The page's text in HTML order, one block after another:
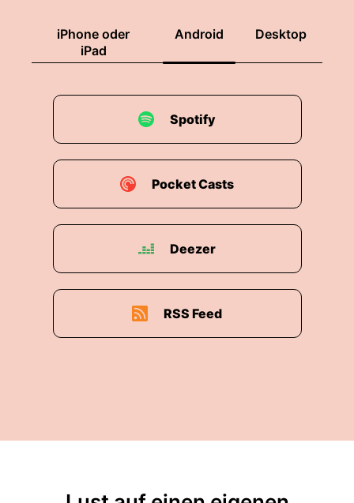
iPhone oder
iPad
Android Desktop
Spotify
Pocket Casts
Deezer
RSS Feed